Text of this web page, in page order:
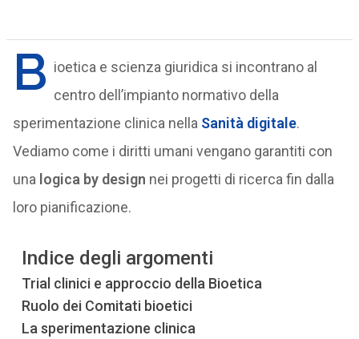
B ioetica e scienza giuridica si incontrano al
centro dell’impianto normativo della
sperimentazione clinica nella Sanità digitale.
Vediamo come i diritti umani vengano garantiti con
una logica by design nei progetti di ricerca fin dalla
loro pianificazione.
Indice degli argomenti
Trial clinici e approccio della Bioetica
Ruolo dei Comitati bioetici
La sperimentazione clinica